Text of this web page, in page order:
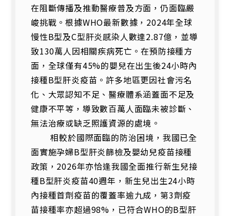
在阻斷傳播及推動醫療普及方面，仍面臨嚴
峻挑戰。根據WHO最新數據，2024年全球
慢性B型及C型肝炎感染人數達2.87億，並導
致130萬人因相關疾病死亡。在預防接種方
面，全球僅有45%的嬰兒在出生後24小時內
接種B型肝炎疫苗。許多地區更因社會污名
化、大眾認知不足、醫療體系涵蓋面不足及
健康不平等，導致數百萬人面臨未被診斷、
無法治療或缺乏照護資源的處境。
相較於國際面臨的防治困境，我國已全
面實施孕婦B型肝炎篩檢及嬰幼兒疫苗接種
政策，2026年亦恰逢我國全面推行新生兒接
種B型肝炎疫苗40週年，新生兒出生24小時
內接種首劑疫苗的覆蓋率逾九成，第3劑疫
苗接種率亦超過98%，已符合WHO的B型肝